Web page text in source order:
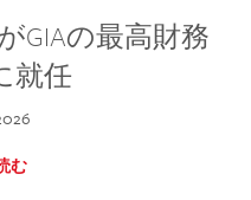
GIAの最高財務
就任
む